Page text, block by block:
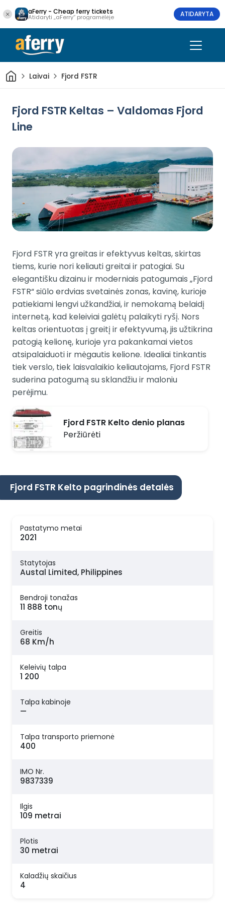
aFerry - Cheap ferry tickets
Atidaryti „aFerry“ programėlėje ATIDARYTA
Pradžia
Laivai Fjord FSTR
Fjord FSTR Keltas – Valdomas Fjord
Line
Fjord FSTR yra greitas ir efektyvus keltas, skirtas
tiems, kurie nori keliauti greitai ir patogiai. Su
elegantišku dizainu ir moderniais patogumais „Fjord
FSTR“ siūlo erdvias svetainės zonas, kavinę, kurioje
patiekiami lengvi užkandžiai, ir nemokamą belaidį
internetą, kad keleiviai galėtų palaikyti ryšį. Nors
keltas orientuotas į greitį ir efektyvumą, jis užtikrina
patogią kelionę, kurioje yra pakankamai vietos
atsipalaiduoti ir mėgautis kelione. Idealiai tinkantis
tiek verslo, tiek laisvalaikio keliautojams, Fjord FSTR
suderina patogumą su sklandžiu ir maloniu
perėjimu.
Fjord FSTR Kelto denio planas
Peržiūrėti
Fjord FSTR Kelto pagrindinės detalės
Pastatymo metai
2021
Statytojas
Austal Limited, Philippines
Bendroji tonažas
11 888 tonų
Greitis
68 Km/h
Keleivių talpa
1 200
Talpa kabinoje
—
Talpa transporto priemonė
400
IMO Nr.
9837339
Ilgis
109 metrai
Plotis
30 metrai
Kaladžių skaičius
4